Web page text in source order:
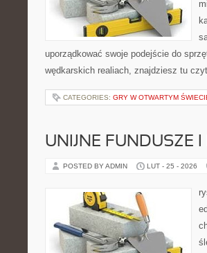
uporządkować swoje podejście do
wędkarskich realiach, znajdziesz tu
CATEGORIES: GRY W OTWARTYM
UNIJNE FUNDUSZE I
POSTED BY ADMIN LUT - 25 - 2026